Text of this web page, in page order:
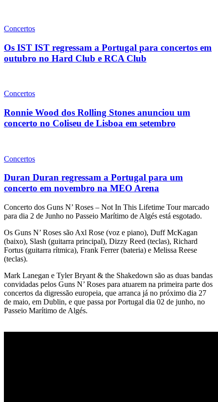
Concertos
Os IST IST regressam a Portugal para concertos em
outubro no Hard Club e RCA Club
Concertos
Ronnie Wood dos Rolling Stones anunciou um
concerto no Coliseu de Lisboa em setembro
Concertos
Duran Duran regressam a Portugal para um
concerto em novembro na MEO Arena
Concerto dos Guns N’ Roses – Not In This Lifetime Tour marcado
para dia 2 de Junho no Passeio Marítimo de Algés está esgotado.
Os Guns N’ Roses são Axl Rose (voz e piano), Duff McKagan
(baixo), Slash (guitarra principal), Dizzy Reed (teclas), Richard
Fortus (guitarra rítmica), Frank Ferrer (bateria) e Melissa Reese
(teclas).
Mark Lanegan e Tyler Bryant & the Shakedown são as duas bandas
convidadas pelos Guns N’ Roses para atuarem na primeira parte dos
concertos da digressão europeia, que arranca já no próximo dia 27
de maio, em Dublin, e que passa por Portugal dia 02 de junho, no
Passeio Marítimo de Algés.